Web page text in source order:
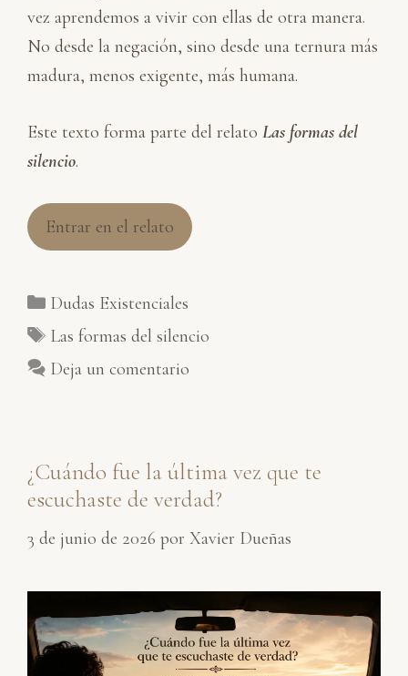
vez aprendemos a vivir con ellas de otra manera.
No desde la negación, sino desde una ternura más
madura, menos exigente, más humana.
Este texto forma parte del relato Las formas del
silencio.
Entrar en el relato
Categorías
Dudas Existenciales
Etiquetas
Las formas del silencio
Deja un comentario
¿Cuándo fue la última vez que te
escuchaste de verdad?
3 de junio de 2026 por Xavier Dueñas